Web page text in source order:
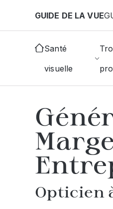
GUIDE DE LA VUE
Santé
visuelle
Accueil Choisir
Opticien